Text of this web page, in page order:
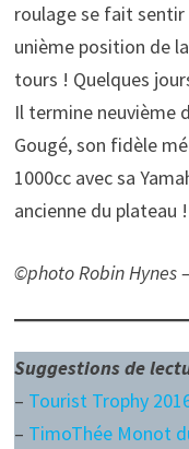
roulage se fait
unième position de
tours ! Quelques
Il termine neuvième
Gougé, son fidèle
1000cc avec sa
ancienne du plateau !
©photo Robin Hynes –
Suggestions de
– Tourist Trophy
– TimoThée Monot